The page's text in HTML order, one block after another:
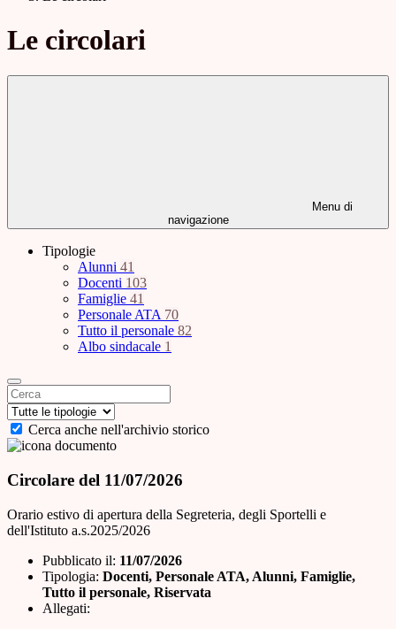
Le circolari
Menu di
navigazione
Tipologie
Alunni 41
Docenti 103
Famiglie 41
Personale ATA 70
Tutto il personale 82
Albo sindacale 1
Cerca anche nell'archivio storico
Circolare del 11/07/2026
Orario estivo di apertura della Segreteria, degli Sportelli e
dell'Istituto a.s.2025/2026
Pubblicato il: 11/07/2026
Tipologia: Docenti, Personale ATA, Alunni, Famiglie,
Tutto il personale, Riservata
Allegati: